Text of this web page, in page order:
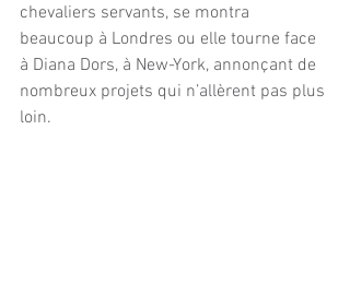
chevaliers servants, se montra
beaucoup à Londres ou elle tourne face
à Diana Dors, à New-York, annonçant de
nombreux projets qui n’allèrent pas plus
loin.